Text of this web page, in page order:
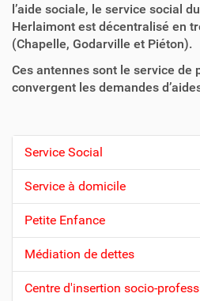
l’aide sociale, le service social
Herlaimont est décentralisé en
(Chapelle, Godarville et Piéton).
Ces antennes sont le service de
convergent les demandes
N
a
v
i
g
a
t
Service Social
Service à domicile
Petite Enfance
Médiation de dettes
Centre d'insertion socio-